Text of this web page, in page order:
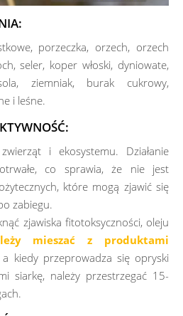
porzeczka, orzech, orzech
seler, koper włoski, dyniowate,
ziemniak, burak cukrowy,
i leśne.
i ekosystemu. Działanie
co sprawia, że nie jest
które mogą zjawić się
zabiegu.
zjawiska fitotoksyczności, oleju
mieszać z produktami
a kiedy przeprowadza się opryski
siarkę, należy przestrzegać 15-